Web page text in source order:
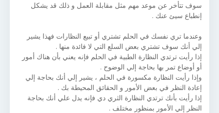
سوف تتأخر عن موعد مهم مثل مقابلة العمل و ذلك قد يشكل
إنطباع سيئ عنك .
وعندما تري نفسك في الحلم تشتري أو تبيع النظارات فهذا يشير
إلي أنك سوف تشتري بعض السلع التي لا فائدة منها .
إذا رأيت ترتدي النظارة الطبية في الحلم فإنه يعني بأن هناك أمور
أو أوضاع تمر بها بحاجة إلي الوضوح .
وإذا رأيت النظارة مكسورة في الحلم ، يشير إلي أنك بحاجة إلي
إعادة النظر في بعض الأمور و الحقائق المحيطة بك .
إذا رأيت بأنك ترتدي النظارة الثري دي فإنه يدل علي أنك بحاجة
النظر إلي الأمور بمنظور مختلف .